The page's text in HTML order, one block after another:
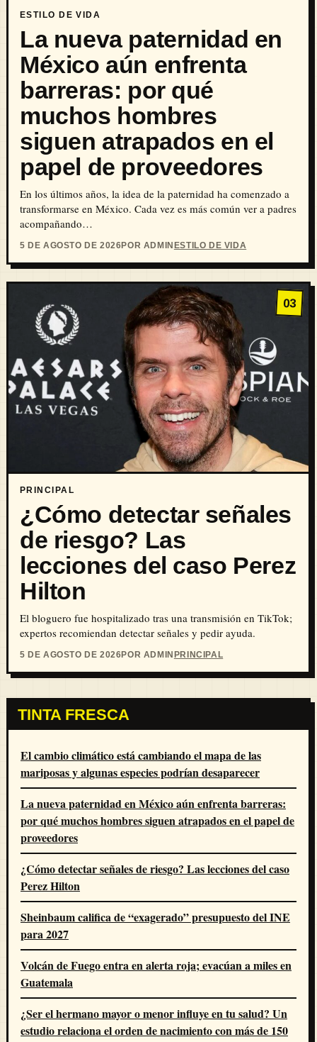
ESTILO DE VIDA
La nueva paternidad en
México aún enfrenta
barreras: por qué
muchos hombres
siguen atrapados en el
papel de proveedores
En los últimos años, la idea de la paternidad ha comenzado a
transformarse en México. Cada vez es más común ver a padres
acompañando…
5 DE AGOSTO DE 2026POR ADMIN ESTILO DE VIDA
03
PRINCIPAL
¿Cómo detectar señales
de riesgo? Las
lecciones del caso Perez
Hilton
El bloguero fue hospitalizado tras una transmisión en TikTok;
expertos recomiendan detectar señales y pedir ayuda.
5 DE AGOSTO DE 2026POR ADMIN PRINCIPAL
TINTA FRESCA
El cambio climático está cambiando el mapa de las
mariposas y algunas especies podrían desaparecer
La nueva paternidad en México aún enfrenta barreras:
por qué muchos hombres siguen atrapados en el papel de
proveedores
¿Cómo detectar señales de riesgo? Las lecciones del caso
Perez Hilton
Sheinbaum califica de “exagerado” presupuesto del INE
para 2027
Volcán de Fuego entra en alerta roja; evacúan a miles en
Guatemala
¿Ser el hermano mayor o menor influye en tu salud? Un
estudio relaciona el orden de nacimiento con más de 150